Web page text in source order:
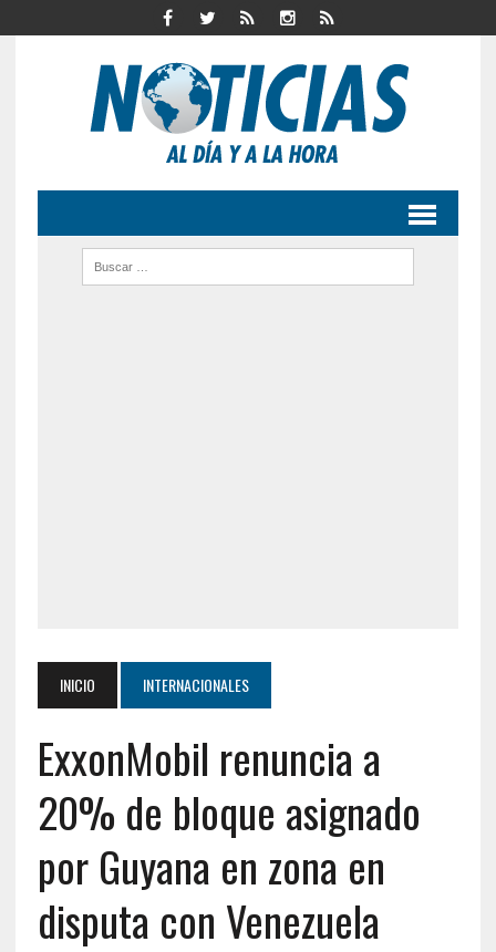
INICIO INTERNACIONALES
ExxonMobil renuncia a
20% de bloque asignado
por Guyana en zona en
disputa con Venezuela